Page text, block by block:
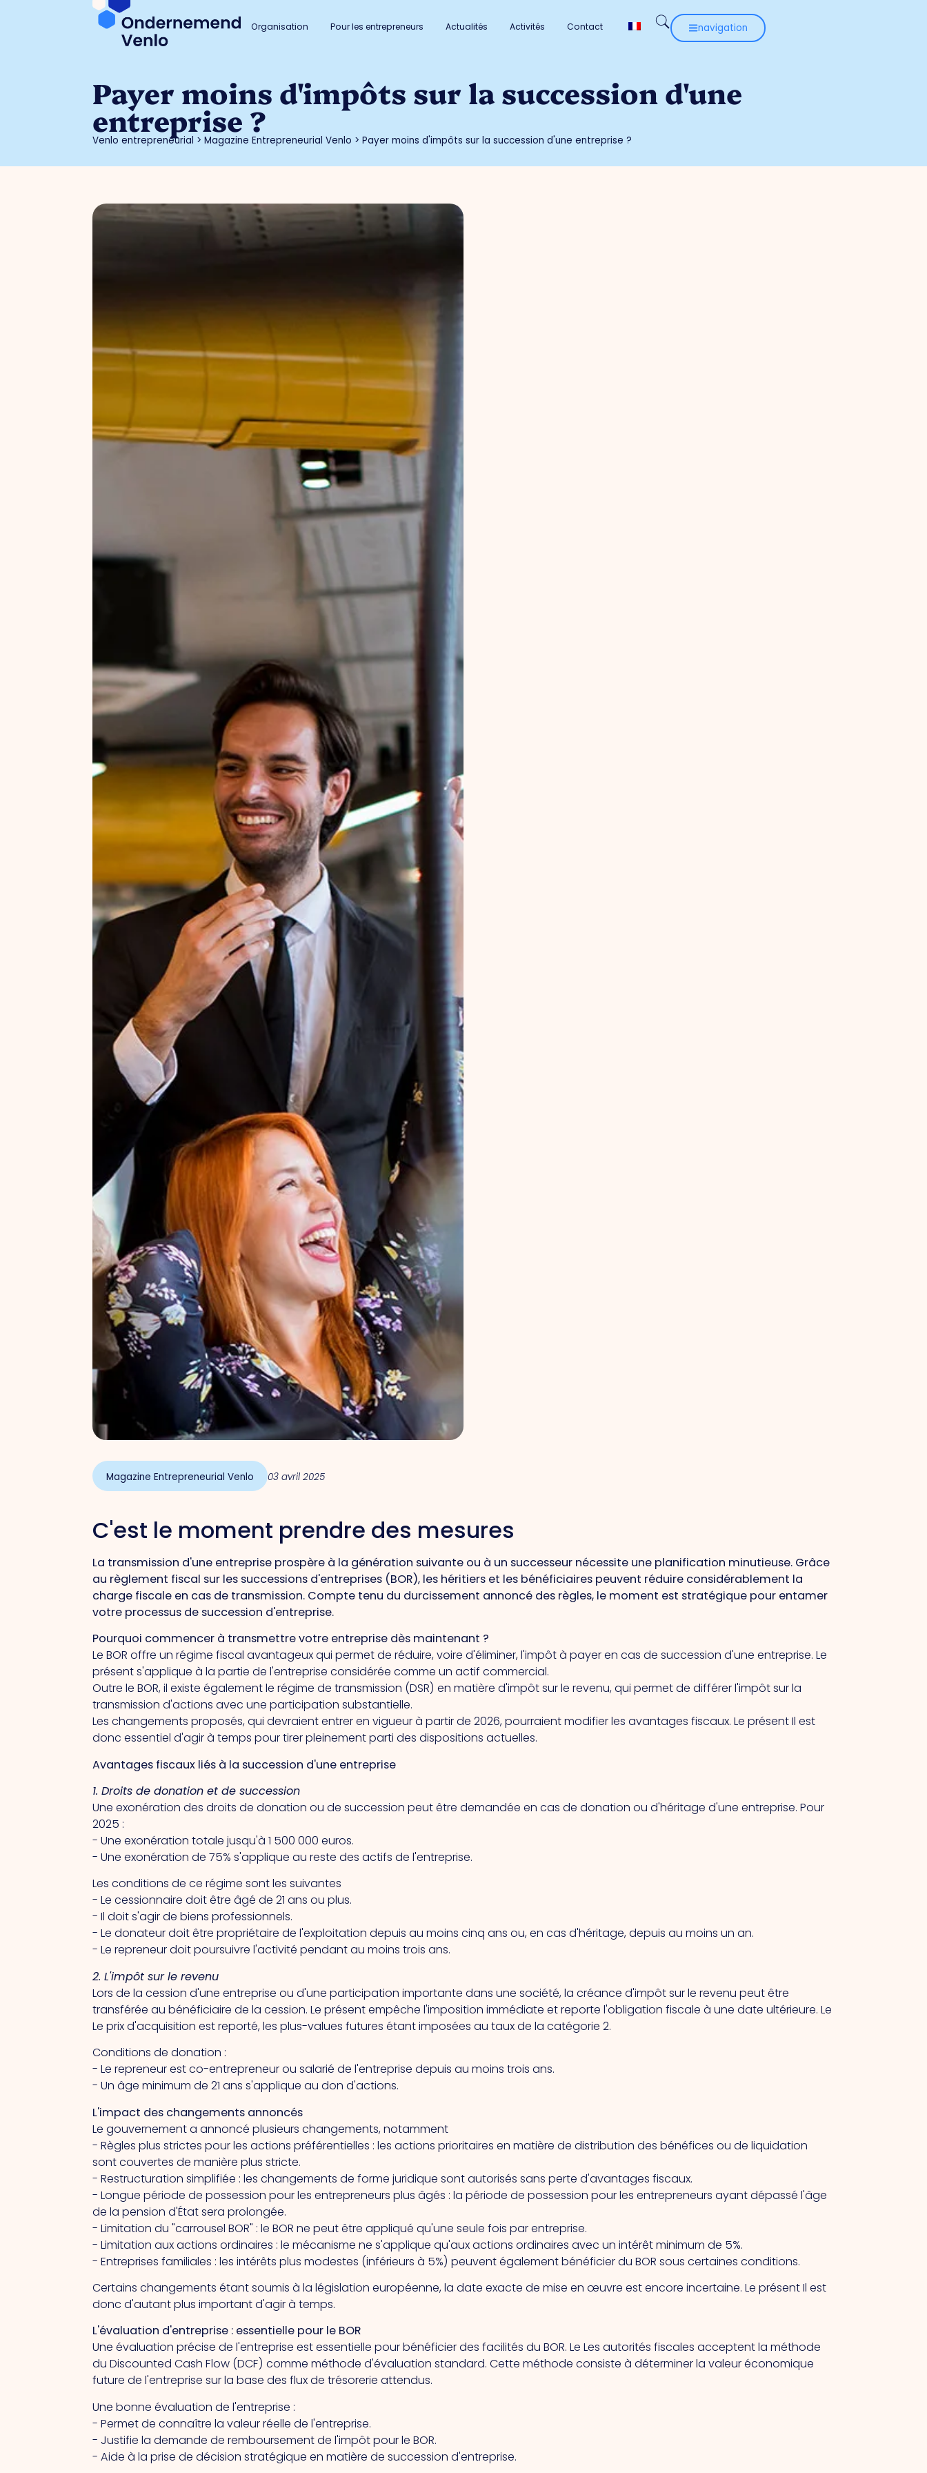
Organisation Pour les entrepreneurs Actualités Activités Contact navigation
Payer moins d'impôts sur la succession d'une
entreprise ?
Venlo entrepreneurial >Magazine Entrepreneurial Venlo >Payer moins d'impôts sur la succession d'une entreprise ?
Magazine Entrepreneurial Venlo 03 avril 2025
C'est le moment prendre des mesures
La transmission d'une entreprise prospère à la génération suivante ou à un successeur nécessite une planification minutieuse. Grâce
au règlement fiscal sur les successions d'entreprises (BOR), les héritiers et les bénéficiaires peuvent réduire considérablement la
charge fiscale en cas de transmission. Compte tenu du durcissement annoncé des règles, le moment est stratégique pour entamer
votre processus de succession d'entreprise.
Pourquoi commencer à transmettre votre entreprise dès maintenant ?
Le BOR offre un régime fiscal avantageux qui permet de réduire, voire d'éliminer, l'impôt à payer en cas de succession d'une entreprise.Le
présents'applique à la partie de l'entreprise considérée comme un actif commercial.
Outre le BOR, il existe également le régime de transmission (DSR) en matière d'impôt sur le revenu, qui permet de différer l'impôt sur la
transmission d'actions avec une participation substantielle.
Les changements proposés, qui devraient entrer en vigueur à partir de 2026, pourraient modifier les avantages fiscaux.Le présentIl est
donc essentiel d'agir à temps pour tirer pleinement parti des dispositions actuelles.
Avantages fiscaux liés à la succession d'une entreprise
1. Droits de donation et de succession
Une exonération des droits de donation ou de succession peut être demandée en cas de donation ou d'héritage d'une entreprise. Pour
2025 :
- Une exonération totale jusqu'à 1 500 000 euros.
- Une exonération de 75% s'applique au reste des actifs de l'entreprise.
Les conditions de ce régime sont les suivantes
- Le cessionnaire doit être âgé de 21 ans ou plus.
- Il doit s'agir de biens professionnels.
- Le donateur doit être propriétaire de l'exploitation depuis au moins cinq ans ou, en cas d'héritage, depuis au moins un an.
- Le repreneur doit poursuivre l'activité pendant au moins trois ans.
2. L'impôt sur le revenu
Lors de la cession d'une entreprise ou d'une participation importante dans une société, la créance d'impôt sur le revenu peut être
transférée au bénéficiaire de la cession.Le présentempêche l'imposition immédiate et reporte l'obligation fiscale à une date ultérieure.Le
Le prix d'acquisition est reporté, les plus-values futures étant imposées au taux de la catégorie 2.
Conditions de donation :
- Le repreneur est co-entrepreneur ou salarié de l'entreprise depuis au moins trois ans.
- Un âge minimum de 21 ans s'applique au don d'actions.
L'impact des changements annoncés
Le gouvernement a annoncé plusieurs changements, notamment
- Règles plus strictes pour les actions préférentielles : les actions prioritaires en matière de distribution des bénéfices ou de liquidation
sont couvertes de manière plus stricte.
- Restructuration simplifiée : les changements de forme juridique sont autorisés sans perte d'avantages fiscaux.
- Longue période de possession pour les entrepreneurs plus âgés : la période de possession pour les entrepreneurs ayant dépassé l'âge
de la pension d'État sera prolongée.
- Limitation du "carrousel BOR" : le BOR ne peut être appliqué qu'une seule fois par entreprise.
- Limitation aux actions ordinaires : le mécanisme ne s'applique qu'aux actions ordinaires avec un intérêt minimum de 5%.
- Entreprises familiales : les intérêts plus modestes (inférieurs à 5%) peuvent également bénéficier du BOR sous certaines conditions.
Certains changements étant soumis à la législation européenne, la date exacte de mise en œuvre est encore incertaine.Le présentIl est
donc d'autant plus important d'agir à temps.
L'évaluation d'entreprise : essentielle pour le BOR
Une évaluation précise de l'entreprise est essentielle pour bénéficier des facilités du BOR.LeLes autorités fiscales acceptent la méthode
du Discounted Cash Flow (DCF) comme méthode d'évaluation standard. Cette méthode consiste à déterminer la valeur économique
future de l'entreprise sur la base des flux de trésorerie attendus.
Une bonne évaluation de l'entreprise :
- Permet de connaître la valeur réelle de l'entreprise.
- Justifie la demande de remboursement de l'impôt pour le BOR.
- Aide à la prise de décision stratégique en matière de succession d'entreprise.